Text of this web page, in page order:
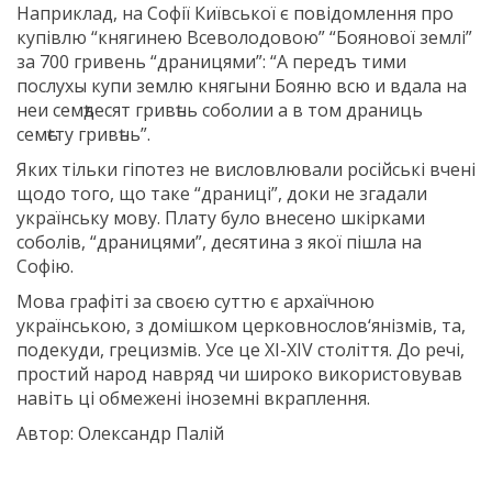
Наприклад, на Софії Київської є повідомлення про
купівлю “княгинею Всеволодовою” “Боянової землі”
за 700 гривень “драницями”: “А передъ тими
послухы купи землю княгыни Бояню всю и вдала на
неи семѣдесят гривѣнь соболии а в том драниць
семѣсту гривѣнь”.
Яких тільки гіпотез не висловлювали російські вчені
щодо того, що таке “драниці”, доки не згадали
українську мову. Плату було внесено шкірками
соболів, “драницями”, десятина з якої пішла на
Софію.
Мова графіті за своєю суттю є архаїчною
українською, з домішком церковнослов‘янізмів, та,
подекуди, грецизмів. Усе це XI-XIV століття. До речі,
простий народ навряд чи широко використовував
навіть ці обмежені іноземні вкраплення.
Автор: Олександр Палій